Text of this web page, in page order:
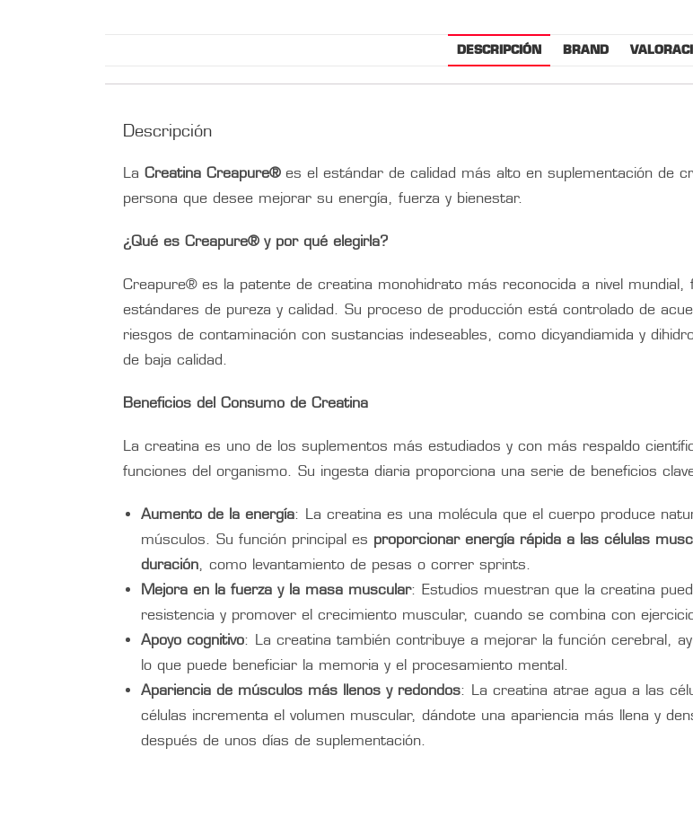
DESCRIPCIÓN BRAND
Descripción
La Creatina Creapure®es el estándar de calidad más alto en suplementación de
persona que desee mejorar su energía, fuerza y bienestar.
¿Qué es Creapure® y por qué elegirla?
Creapure® es la patente de creatina monohidrato más reconocida a nivel
estándares de pureza y calidad. Su proceso de producción está controlado de
riesgos de contaminación con sustancias indeseables, como dicyandiamida y
de baja calidad.
Beneficios del Consumo de Creatina
La creatina es uno de los suplementos más estudiados y con más respaldo
funciones del organismo. Su ingesta diaria proporciona una serie de beneficios
Aumento de la energía: La creatina es una molécula que el cuerpo produce
músculos. Su función principal es proporcionar energía rápida a las células
duración, como levantamiento de pesas o correr sprints.
Mejora en la fuerza y la masa muscular: Estudios muestran que la creatina
resistencia y promover el crecimiento muscular, cuando se combina con
Apoyo cognitivo: La creatina también contribuye a mejorar la función cerebral,
lo que puede beneficiar la memoria y el procesamiento mental.
Apariencia de músculos más llenos y redondos: La creatina atrae agua a las
células incrementa el volumen muscular, dándote una apariencia más llena y
después de unos días de suplementación.